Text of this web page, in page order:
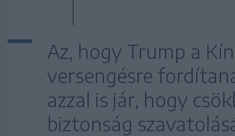
Az, hogy Trump a
versengésre
azzal is jár, hogy
biztonság